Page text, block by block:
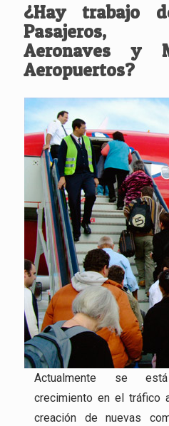
¿Hay trabajo
Pasajeros,
Aeronaves y
Aeropuertos?
Actualmente se
crecimiento en el tráfico
creación de nuevas